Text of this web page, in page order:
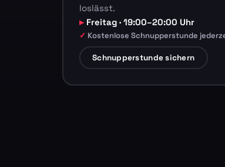
loslässt.
Freitag · 19:00–20:00 Uhr
Kostenlose Schnupperstunde
Schnupperstunde sichern